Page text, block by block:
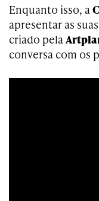
Enquanto isso, a
apresentar as
criado pela
conversa com os